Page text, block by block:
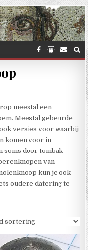
meestal een
Meestal gebeurde
versies voor waarbij
komen voor in
soms door tombak
van
kun je ook
oudere datering te